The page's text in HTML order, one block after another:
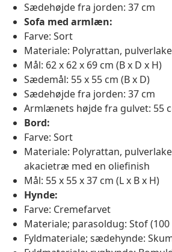
Sædehøjde fra jorden: 37 cm
Sofa med armlæn:
Farve: Sort
Materiale: Polyrattan,
Mål: 62 x 62 x 69 cm (B x D x H)
Sædemål: 55 x 55 cm (B x D)
Sædehøjde fra jorden: 37 cm
Armlænets højde fra gulvet: 55
Bord:
Farve: Sort
Materiale: Polyrattan,
akacietræ med en oliefinish
Mål: 55 x 55 x 37 cm (L x B x H)
Hynde:
Farve: Cremefarvet
Materiale; parasoldug: Stof
Fyldmateriale; sædehynde: